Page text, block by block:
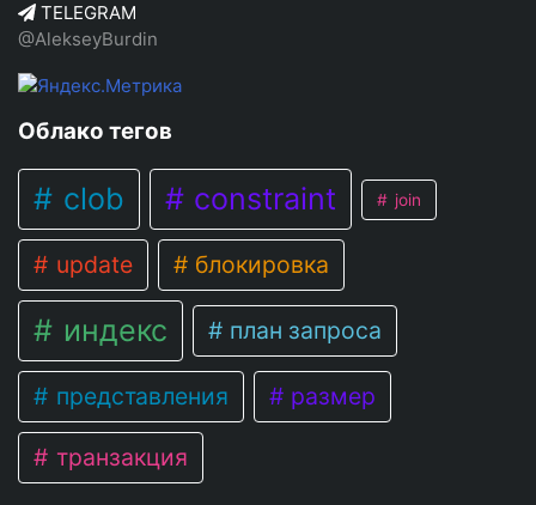
TELEGRAM
@AlekseyBurdin
Облако тегов
clob constraint join
update блокировка
индекс план запроса
представления размер
транзакция